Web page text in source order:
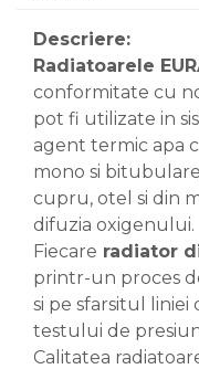
Descriere:
Radiatoarele
conformitate cu
pot fi utilizate in
agent termic apa
mono si
cupru, otel si din
difuzia oxigenului.
Fiecare radiator
printr-un proces
si pe sfarsitul
testului de
Calitatea